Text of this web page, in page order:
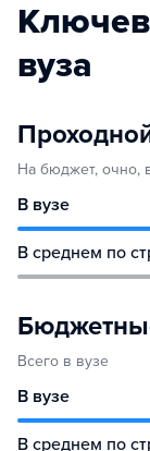
вуза
На бюджет, очно,
В вузе
В среднем по
Всего в вузе
В вузе
В среднем по